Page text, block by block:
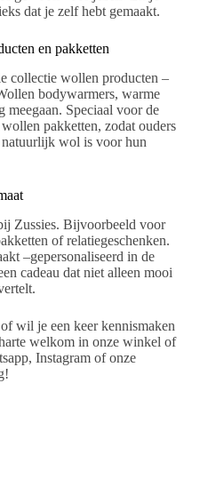
dat je zelf hebt gemaakt.
en pakketten
collectie wollen producten –
bodywarmers, warme
meegaan. Speciaal voor de
pakketten, zodat ouders
wol is voor hun
Zussies. Bijvoorbeeld voor
of relatiegeschenken.
–gepersonaliseerd in de
cadeau dat niet alleen mooi
wil je een keer kennismaken
welkom in onze winkel of
Instagram of onze